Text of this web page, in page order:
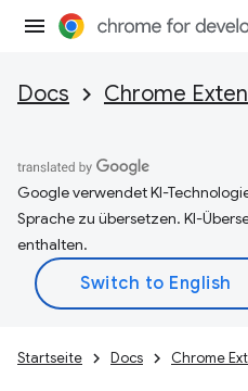
Docs Chrome
Google verwendet KI-
Sprache zu übersetzen. KI-
enthalten.
Startseite Docs Chrome